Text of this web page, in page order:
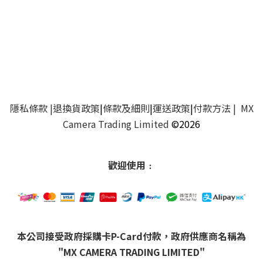
隱私條款|退換貨政策|條款及細則|運送政策|付款方法| MX
Camera Trading Limited ©2026
歡迎使用﹕
本公司接受政府採購卡P-Card付款，政府供應商名稱為
"MX CAMERA TRADING LIMITED"